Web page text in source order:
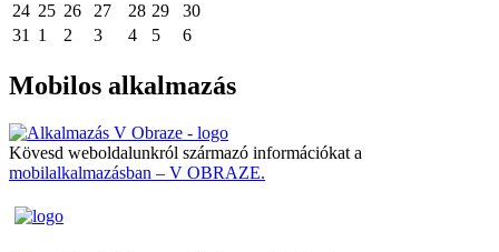
24 25 26 27 28 29
30
31
1 2 3 4 5 6
Mobilos alkalmazás
Kövesd weboldalunkról származó információkat a
mobilalkalmazásban – V OBRAZE.